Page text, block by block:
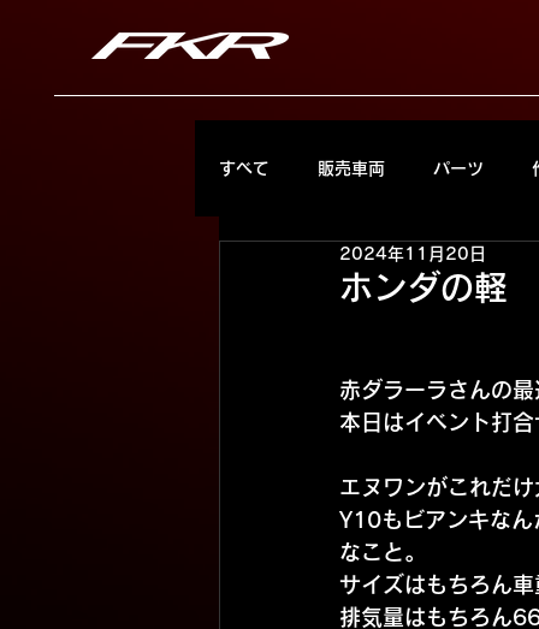
すべて 販売車両 パーツ
ホンダの軽
2024年11月20日
赤ダラーラさんの
本日はイベント打
エヌワンがこれだ
Y10もビアンキなん
なこと。
サイズはもちろん
排気量はもちろん